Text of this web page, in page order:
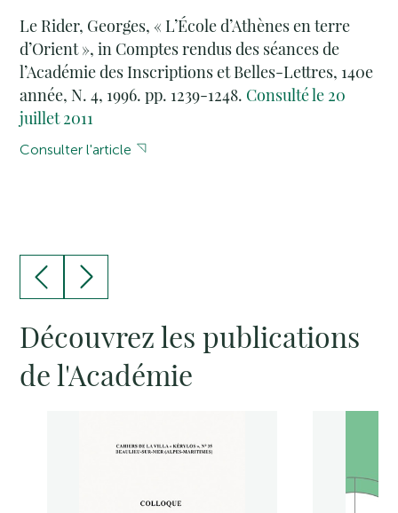
Le Rider, Georges, « L’École d’Athènes en terre
d’Orient », in Comptes rendus des séances de
l’Académie des Inscriptions et Belles-Lettres, 140e
année, N. 4, 1996. pp. 1239-1248. Consulté le 20
juillet 2011
Consulter l'article
Découvrez les publications
de l'Académie